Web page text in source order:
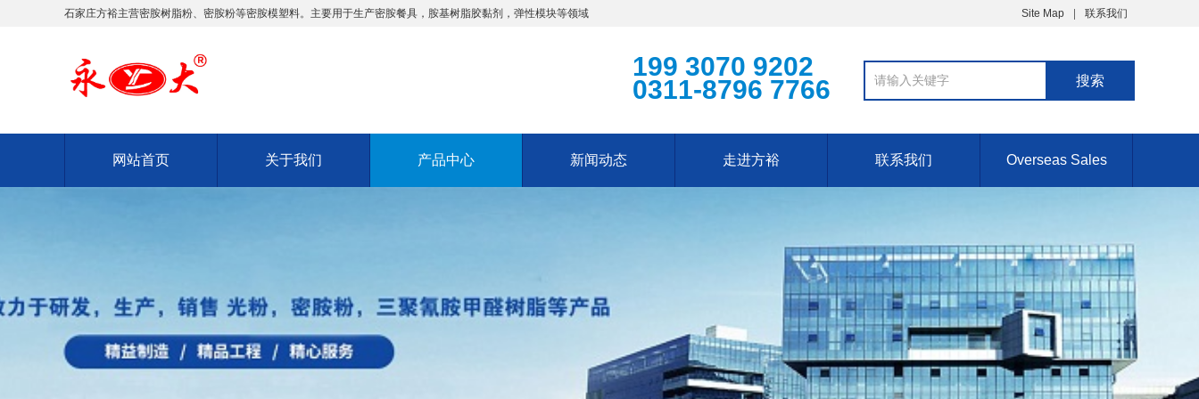
石家庄方裕主营密胺树脂粉、密胺粉等密胺模塑料。主要用于生产密胺餐具，胺基树脂胶黏剂，弹性模块等领域 Site Map 联系我们
199 3070 9202
0311-8796 7766
网站首页 关于我们 产品中心 新闻动态 走进方裕 联系我们 Overseas Sales